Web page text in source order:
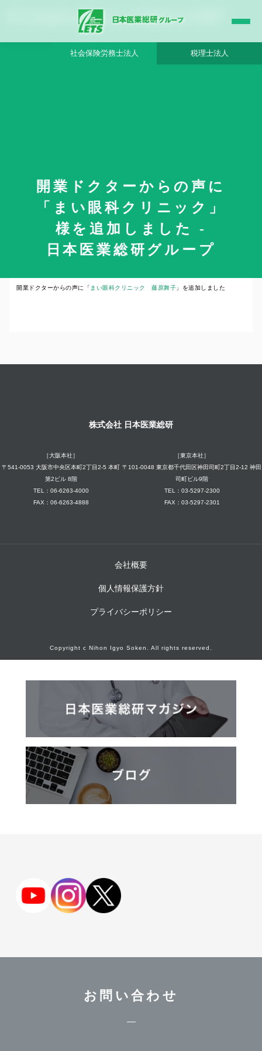
開業ドクターからの声に「まい眼科クリニック」様を追加しました - 日本医業総研グ
ループ |日本医業総研｜医院開業・承継・クリニック経営支援・医療モール開発
社会保険労務士法人 税理士法人
開業ドクターからの声に
「まい眼科クリニック」
様を追加しました -
日本医業総研グループ
開業ドクターからの声に「まい眼科クリニック」様を追加しました
2019年8月21日
開業ドクターからの声に「 まい眼科クリニック 藤原舞子 」を追加しました
株式会社 日本医業総研
［大阪本社］
〒541-0053 大阪市中央区本町2丁目2-5 本町
第2ビル 8階
TEL：06-6263-4000
FAX：06-6263-4888
［東京本社］
〒101-0048 東京都千代田区神田司町2丁目2-12 神田
司町ビル9階
TEL：03-5297-2300
FAX：03-5297-2301
会社概要
個人情報保護方針
プライバシーポリシー
Copyright c Nihon Igyo Soken. All rights reserved.
お問い合わせ